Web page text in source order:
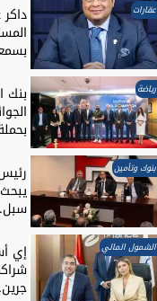
عقارات
رياضة بنك
بنوك وتأمين رئيس
الشمول المالي إي